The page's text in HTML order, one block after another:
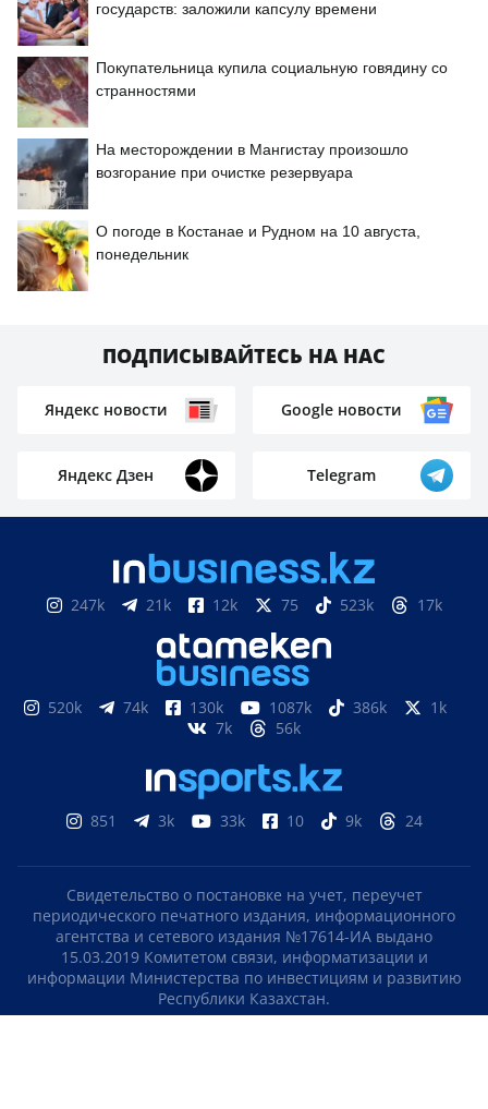
государств: заложили капсулу времени
Покупательница купила социальную говядину со
странностями
На месторождении в Мангистау произошло
возгорание при очистке резервуара
О погоде в Костанае и Рудном на 10 августа,
понедельник
ПОДПИСЫВАЙТЕСЬ НА НАС
Яндекс новости Google новости
Яндекс Дзен Telegram
247k 21k 12k 75 523k 17k
520k 74k 130k 1087k 386k
1k
7k
56k
851 3k 33k 10 9k 24
Свидетельство о постановке на учет, переучет
периодического печатного издания, информационного
агентства и сетевого издания №17614-ИА выдано
15.03.2019 Комитетом связи, информатизации и
информации Министерства по инвестициям и развитию
Республики Казахстан.